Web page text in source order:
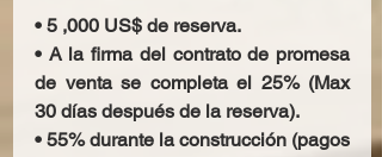
• 5 ,000 US$ de reserva.
• A la firma del contrato de promesa
de venta se completa el 25% (Max
30 días después de la reserva).
• 55% durante la construcción (pagos